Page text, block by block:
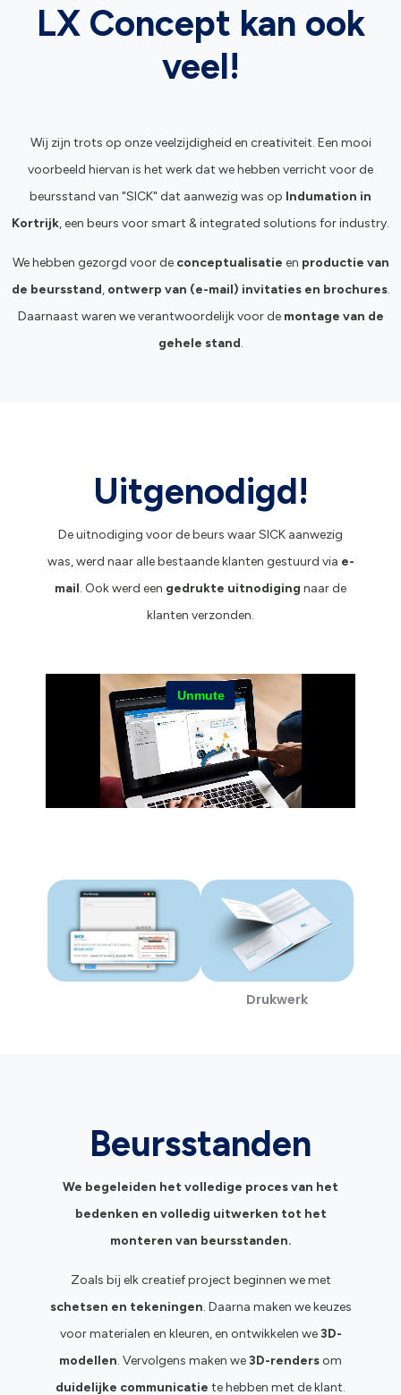
LX Concept kan ook
veel!
Wij zijn trots op onze veelzijdigheid en creativiteit. Een mooi
voorbeeld hiervan is het werk dat we hebben verricht voor de
beursstand van "SICK" dat aanwezig was op Indumation in
Kortrijk, een beurs voor smart & integrated solutions for industry.
We hebben gezorgd voor de conceptualisatie en productie van
de beursstand, ontwerp van (e-mail) invitatiesen brochures.
Daarnaast waren we verantwoordelijk voor de montage van de
gehele stand.
Uitgenodigd!
De uitnodiging voor de beurs waar SICK aanwezig
was, werd naar alle bestaande klanten gestuurd via e-
mail. Ook werd een gedrukte uitnodiging naar de
klanten verzonden.
Drukwerk
Beursstanden
We begeleiden het volledige proces van het
bedenken en volledig uitwerken tot het
monteren van beursstanden.
Zoals bij elk creatief project beginnen we met
schetsen en tekeningen. Daarna maken we keuzes
voor materialen en kleuren, en ontwikkelen we3D-
modellen. Vervolgens maken we3D-rendersom
duidelijke communicatie te hebben met de klant.